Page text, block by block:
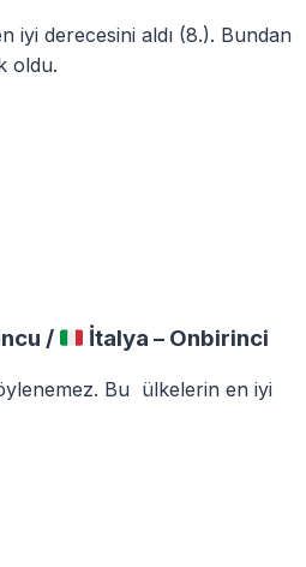
iyi derecesini aldı (8.). Bundan
oldu.
/ İtalya – Onbirinci
Bu ülkelerin en iyi